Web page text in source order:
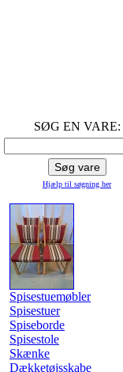
SØG EN VARE:
Hjælp til søgning her
Spisestuemøbler
Spisestuer
Spiseborde
Spisestole
Skænke
Dækketøjsskabe